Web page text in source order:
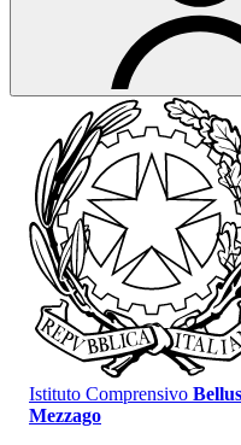
Istituto Comprensivo
Mezzago